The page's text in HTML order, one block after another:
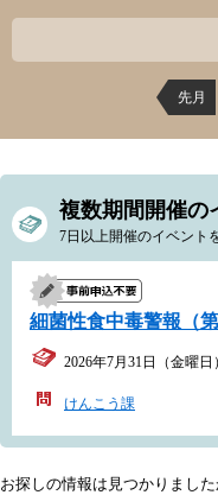
先月
複数期間開催の
7日以上開催のイベント
細菌性食中毒警報（
2026年7月31日（金曜日
けんこう課
お探しの情報は見つかりました